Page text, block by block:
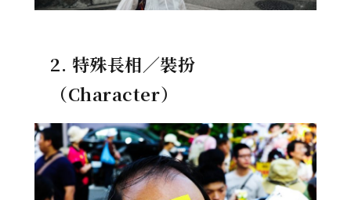
2. 特殊長相／裝扮
（Character）